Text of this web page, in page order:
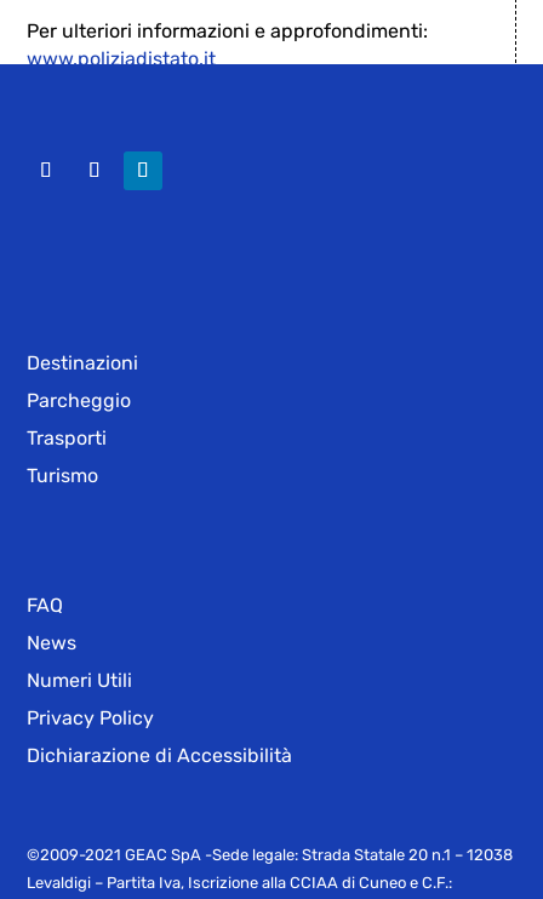
Per ulteriori informazioni e approfondimenti:
www.poliziadistato.it
Destinazioni
Parcheggio
Trasporti
Turismo
FAQ
News
Numeri Utili
Privacy Policy
Dichiarazione di Accessibilità
©2009-2021 GEAC SpA -Sede legale: Strada Statale 20 n.1 – 12038
Levaldigi – Partita Iva, Iscrizione alla CCIAA di Cuneo e C.F.: